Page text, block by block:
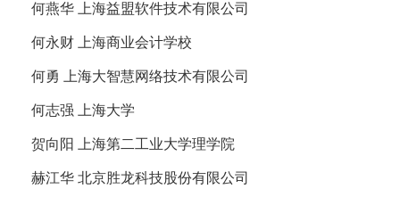
何燕华 上海益盟软件技术有限公司
何永财 上海商业会计学校
何勇 上海大智慧网络技术有限公司
何志强 上海大学
贺向阳 上海第二工业大学理学院
赫江华 北京胜龙科技股份有限公司